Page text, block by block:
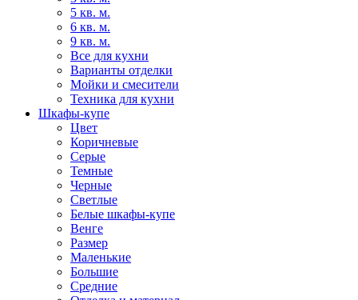
5 кв. м.
6 кв. м.
9 кв. м.
Все для кухни
Варианты отделки
Мойки и смесители
Техника для кухни
Шкафы-купе
Цвет
Коричневые
Серые
Темные
Черные
Светлые
Белые шкафы-купе
Венге
Размер
Маленькие
Большие
Средние